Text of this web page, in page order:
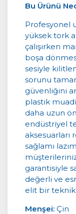
Bu Ürünü
Profesyonel
yüksek tork
çalışırken
boşa
sesiyle
sorunu
güvenliğini
plastik
daha uzun
endüstriyel
aksesuarları
sağlamı
garantisiyle
değerli ve
elit bir teknik
Menşei: Çin